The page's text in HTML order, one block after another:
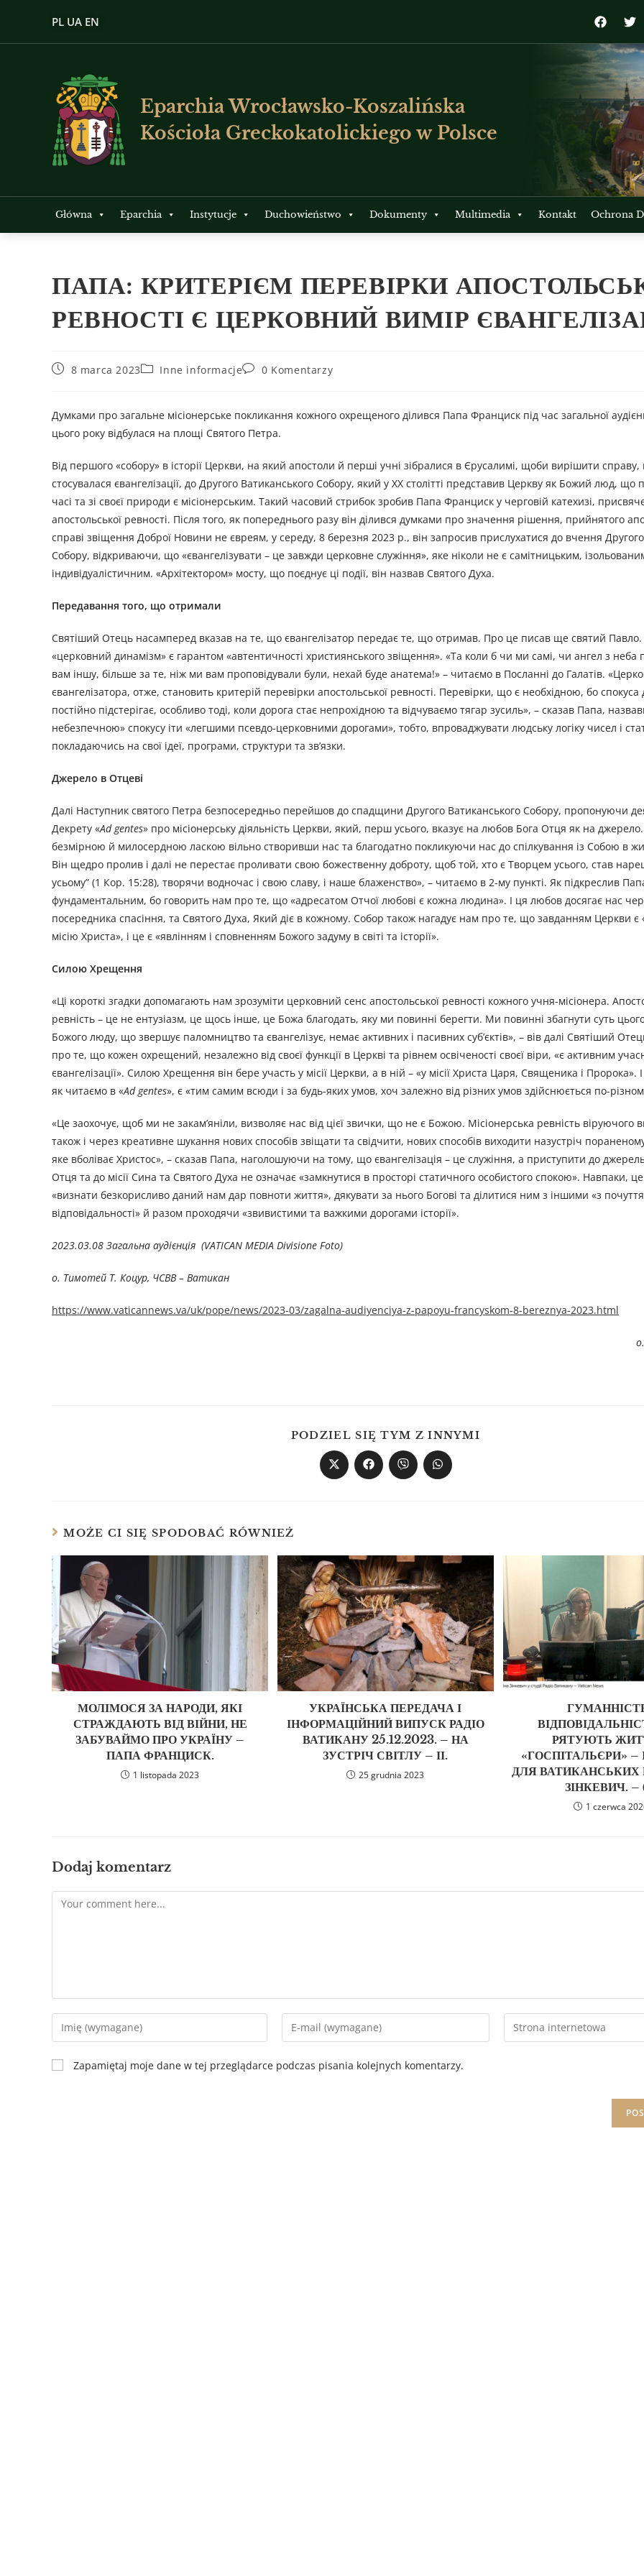
PL UA EN
Eparchia Wrocławsko-Koszalińska
Kościoła Greckokatolickiego w Polsce
Główna Eparchia Instytucje Duchowieństwo Dokumenty Multimedia Kontakt Ochrona
ПАПА: КРИТЕРІЄМ ПЕРЕВІРКИ
РЕВНОСТІ Є ЦЕРКОВНИЙ ВИМІР
8 marca 2023 Inne informacje 0 Komentarzy
Думками про загальне місіонерське покликання кожного охрещеного ділився Папа Франциск під час загальної
цього року відбулася на площі Святого Петра.
Від першого «собору» в історії Церкви, на який апостоли й перші учні зібралися в Єрусалимі, щоби вирішити
стосувалася євангелізації, до Другого Ватиканського Собору, який у ХХ столітті представив Церкву як Божий люд, що
часі та зі своєї природи є місіонерським. Такий часовий стрибок зробив Папа Франциск у черговій катехизі,
апостольської ревності. Після того, як попереднього разу він ділився думками про значення рішення, прийнятого
справі звіщення Доброї Новини не євреям, у середу, 8 березня 2023 р., він запросив прислухатися до вчення
Собору, відкриваючи, що «євангелізувати – це завжди церковне служіння», яке ніколи не є самітницьким,
індивідуалістичним. «Архітектором» мосту, що поєднує ці події, він назвав Святого Духа.
Передавання того, що отримали
Святіший Отець насамперед вказав на те, що євангелізатор передає те, що отримав. Про це писав ще святий Павло.
«церковний динамізм» є гарантом «автентичності християнського звіщення». «Та коли б чи ми самі, чи ангел з неба
вам іншу, більше за те, ніж ми вам проповідували були, нехай буде анатема!» – читаємо в Посланні до Галатів.
євангелізатора, отже, становить критерій перевірки апостольської ревності. Перевірки, що є необхідною, бо спокуса
постійно підстерігає, особливо тоді, коли дорога стає непрохідною та відчуваємо тягар зусиль», – сказав Папа,
небезпечною» спокусу іти «легшими псевдо-церковними дорогами», тобто, впроваджувати людську логіку чисел і
покладаючись на свої ідеї, програми, структури та зв’язки.
Джерело в Отцеві
Далі Наступник святого Петра безпосередньо перейшов до спадщини Другого Ватиканського Собору, пропонуючи
Декрету «Ad gentes» про місіонерську діяльність Церкви, який, перш усього, вказує на любов Бога Отця як на
безмірною й милосердною ласкою вільно створивши нас та благодатно покликуючи нас до спілкування із Собою в
Він щедро пролив і далі не перестає проливати свою божественну доброту, щоб той, хто є Творцем усього, став
усьому” (1 Кор. 15:28), творячи водночас і свою славу, і наше блаженство», – читаємо в 2-му пункті. Як підкреслив
фундаментальним, бо говорить нам про те, що «адресатом Отчої любові є кожна людина». І ця любов досягає нас
посередника спасіння, та Святого Духа, Який діє в кожному. Собор також нагадує нам про те, що завданням Церкви є
місію Христа», і це є «явлінням і сповненням Божого задуму в світі та історії».
Силою Хрещення
«Ці короткі згадки допомагають нам зрозуміти церковний сенс апостольської ревності кожного учня-місіонера.
ревність – це не ентузіазм, це щось інше, це Божа благодать, яку ми повинні берегти. Ми повинні збагнути суть
Божого люду, що звершує паломництво та євангелізує, немає активних і пасивних суб’єктів», – вів далі Святіший
про те, що кожен охрещений, незалежно від своєї функції в Церкві та рівнем освіченості своєї віри, «є активним
євангелізації». Силою Хрещення він бере участь у місії Церкви, а в ній – «у місії Христа Царя, Священика і Пророка».
як читаємо в «Ad gentes», є «тим самим всюди і за будь-яких умов, хоч залежно від різних умов здійснюється по-
«Це заохочує, щоб ми не закам’яніли, визволяє нас від цієї звички, що не є Божою. Місіонерська ревність віруючого
також і через креативне шукання нових способів звіщати та свідчити, нових способів виходити назустріч
яке вболіває Христос», – сказав Папа, наголошуючи на тому, що євангелізація – це служіння, а приступити до
Отця та до місії Сина та Святого Духа не означає «замкнутися в просторі статичного особистого спокою». Навпаки,
«визнати безкорисливо даний нам дар повноти життя», дякувати за нього Богові та ділитися ним з іншими «з
відповідальності» й разом проходячи «звивистими та важкими дорогами історії».
2023.03.08 Загальна аудієнція (VATICAN MEDIA Divisione Foto)
о. Тимотей Т. Коцур, ЧСВВ – Ватикан
https://www.vaticannews.va/uk/pope/news/2023-03/zagalna-audiyenciya-z-papoyu-francyskom-8-bereznya-2023.html
PODZIEL SIĘ TYM Z INNYMI
MOŻE CI SIĘ SPODOBAĆ RÓWNIEŻ
МОЛІМОСЯ ЗА НАРОДИ, ЯКІ
СТРАЖДАЮТЬ ВІД ВІЙНИ, НЕ
ЗАБУВАЙМО ПРО УКРАЇНУ –
ПАПА ФРАНЦИСК.
1 listopada 2023
УКРАЇНСЬКА ПЕРЕДАЧА І
ІНФОРМАЦІЙНИЙ ВИПУСК РАДІО
ВАТИКАНУ 25.12.2023. – НА
ЗУСТРІЧ СВІТЛУ – ІІ.
25 grudnia 2023
РЯТУЮТЬ
«ГОСПІТАЛЬЄРИ» –
ДЛЯ ВАТИКАНСЬКИХ
ЗІНКЕВИЧ. –
1 czerwca
Dodaj komentarz
Zapamiętaj moje dane w tej przeglądarce podczas pisania kolejnych komentarzy.